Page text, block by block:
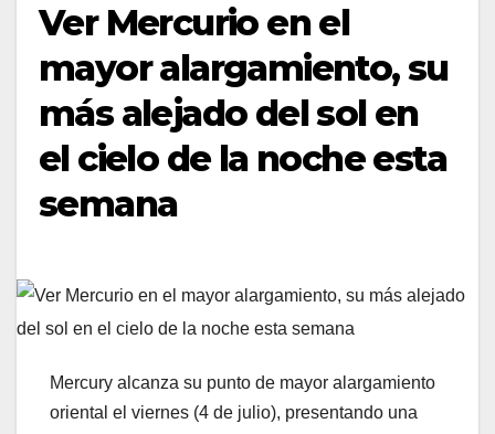
Ver Mercurio en el
mayor alargamiento, su
más alejado del sol en
el cielo de la noche esta
semana
Mercury alcanza su punto de mayor alargamiento
oriental el viernes (4 de julio), presentando una